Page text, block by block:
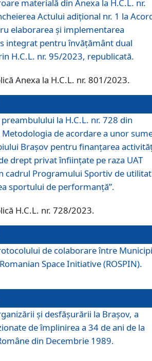
materială din Anexa la H.C.L. nr.
Actului adițional nr. 1 la
elaborarea și implementarea
integrat pentru învățământ dual
H.C.L. nr. 95/2023, republicată.
Anexa la H.C.L. nr. 801/2023.
la H.C.L. nr. 728 din
de acordare a unor
Brașov pentru finanțarea
drept privat înființate pe raza UAT
cadrul Programului Sportiv de
sportului de performanță”.
H.C.L. nr. 728/2023.
de colaborare între
Space Initiative (ROSPIN).
şi desfăşurării la Braşov, a
de împlinirea a 34 de ani de la
din Decembrie 1989.